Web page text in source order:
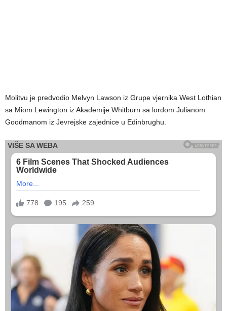
Molitvu je predvodio Melvyn Lawson iz Grupe vjernika West Lothian
sa Miom Lewington iz Akademije Whitburn sa lordom Julianom
Goodmanom iz Jevrejske zajednice u Edinbrughu.